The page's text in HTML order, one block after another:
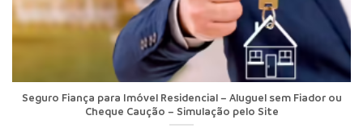
Seguro Fiança para Imóvel Residencial – Aluguel sem Fiador ou
Cheque Caução – Simulação pelo Site